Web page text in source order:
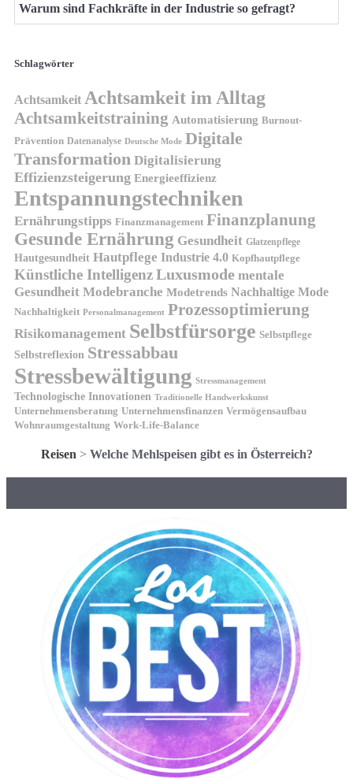
Warum sind Fachkräfte in der Industrie so gefragt?
Schlagwörter
Achtsamkeit Achtsamkeit im Alltag
Achtsamkeitstraining Automatisierung Burnout-
Prävention Datenanalyse Deutsche Mode Digitale
Transformation Digitalisierung
Effizienzsteigerung Energieeffizienz
Entspannungstechniken
Ernährungstipps Finanzmanagement Finanzplanung
Gesunde Ernährung Gesundheit Glatzenpflege
Hautgesundheit Hautpflege Industrie 4.0 Kopfhautpflege
Künstliche IntelligenzLuxusmode mentale
Gesundheit Modebranche Modetrends Nachhaltige Mode
Nachhaltigkeit Personalmanagement Prozessoptimierung
Risikomanagement Selbstfürsorge Selbstpflege
Selbstreflexion Stressabbau
Stressbewältigung Stressmanagement
Technologische Innovationen Traditionelle Handwerkskunst
Unternehmensberatung Unternehmensfinanzen Vermögensaufbau
Wohnraumgestaltung Work-Life-Balance
Reisen > Welche Mehlspeisen gibt es in Österreich?